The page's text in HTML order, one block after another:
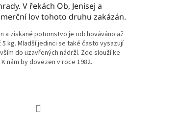
V řekách Ob, Jenisej a
lov tohoto druhu zakázán.
a získané potomstvo je odchováváno až
kg. Mladší jedinci se také často vysazují
do uzavřených nádrží. Zde slouží ke
nám by dovezen v roce 1982.